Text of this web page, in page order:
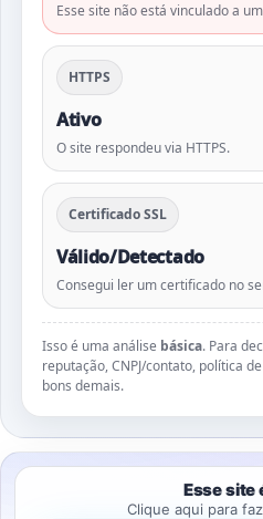
Esse site não está vinculado a
HTTPS
Ativo
O site respondeu via HTTPS.
Certificado SSL
Válido/Detectado
Consegui ler um certificado no
Isso é uma análise básica. Para
reputação, CNPJ/contato, política
bons demais.
Esse site
Clique aqui para